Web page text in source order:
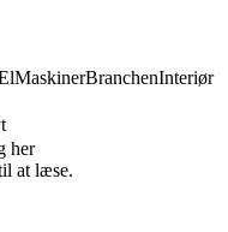
MaskinerBranchenInteriør
her
at læse.